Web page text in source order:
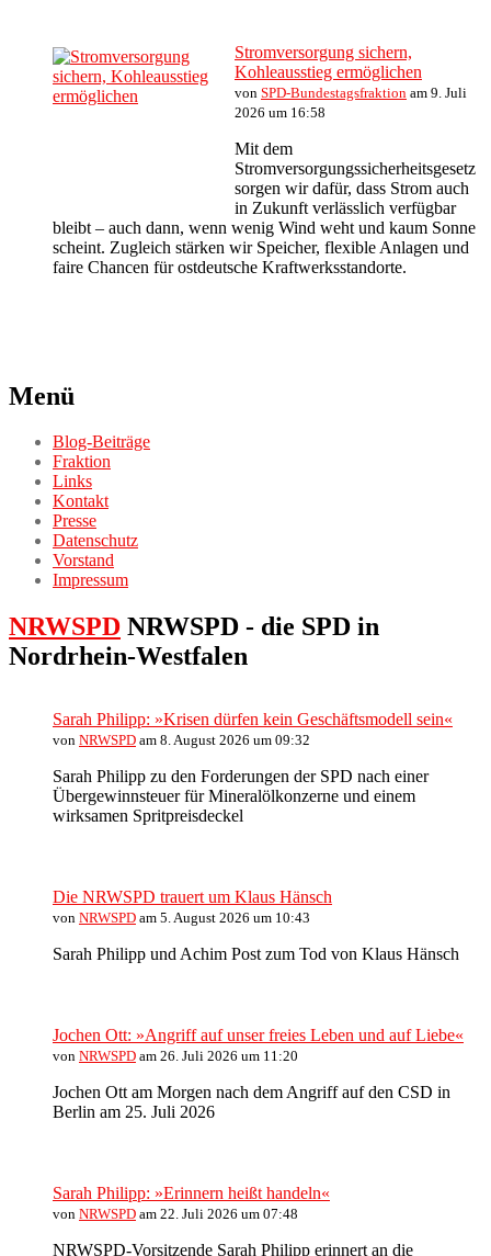
Stromversorgung sichern,
Kohleausstieg ermöglichen
von SPD-Bundestagsfraktion am 9. Juli
2026 um 16:58
Mit dem
Stromversorgungssicherheitsgesetz
sorgen wir dafür, dass Strom auch
in Zukunft verlässlich verfügbar
bleibt – auch dann, wenn wenig Wind weht und kaum Sonne
scheint. Zugleich stärken wir Speicher, flexible Anlagen und
faire Chancen für ostdeutsche Kraftwerksstandorte.
Menü
Blog-Beiträge
Fraktion
Links
Kontakt
Presse
Datenschutz
Vorstand
Impressum
NRWSPD NRWSPD - die SPD in
Nordrhein-Westfalen
Sarah Philipp: »Krisen dürfen kein Geschäftsmodell sein«
von NRWSPD am 8. August 2026 um 09:32
Sarah Philipp zu den Forderungen der SPD nach einer
Übergewinnsteuer für Mineralölkonzerne und einem
wirksamen Spritpreisdeckel
Die NRWSPD trauert um Klaus Hänsch
von NRWSPD am 5. August 2026 um 10:43
Sarah Philipp und Achim Post zum Tod von Klaus Hänsch
Jochen Ott: »Angriff auf unser freies Leben und auf Liebe«
von NRWSPD am 26. Juli 2026 um 11:20
Jochen Ott am Morgen nach dem Angriff auf den CSD in
Berlin am 25. Juli 2026
Sarah Philipp: »Erinnern heißt handeln«
von NRWSPD am 22. Juli 2026 um 07:48
NRWSPD-Vorsitzende Sarah Philipp erinnert an die